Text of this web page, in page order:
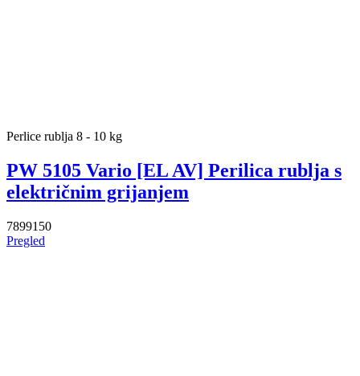
Perlice rublja 8 - 10 kg
PW 5105 Vario [EL AV] Perilica rublja s
električnim grijanjem
7899150
Pregled